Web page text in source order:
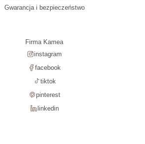
Gwarancja i bezpieczeństwo
Firma Kamea
instagram
facebook
tiktok
pinterest
linkedin